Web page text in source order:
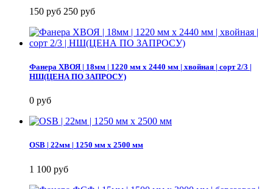
150 руб 250 руб
Фанера ХВОЯ | 18мм | 1220 мм х 2440 мм | хвойная | сорт 2/3 |
НШ(ЦЕНА ПО ЗАПРОСУ)
0 руб
OSB | 22мм | 1250 мм х 2500 мм
1 100 руб